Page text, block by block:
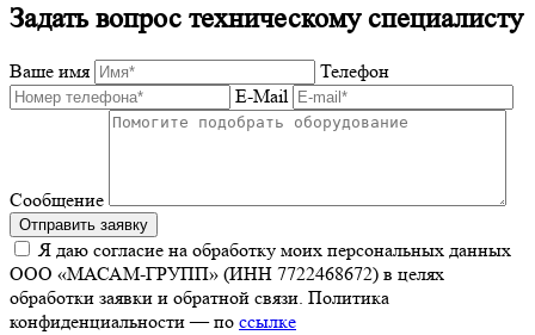
Задать вопрос техническому специалисту
Ваше имя
Телефон
E-Mail
Сообщение
Отправить заявку
Я даю согласие на обработку моих персональных данных
ООО «МАСАМ-ГРУПП» (ИНН 7722468672) в целях
обработки заявки и обратной связи. Политика
конфиденциальности — по ссылке